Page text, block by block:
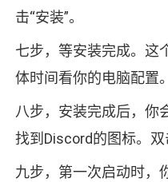
击“安装”。
七步，等安装完成。这
体时间看你的电脑配置。
八步，安装完成后，你
找到Discord的图标。双
九步，第一次启动时，